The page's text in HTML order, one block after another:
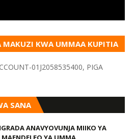
MAKUZI KWA UMMAA KUPITIA
01J2058535400, PIGA
SANA
ANAVYOVUNJA MIIKO YA